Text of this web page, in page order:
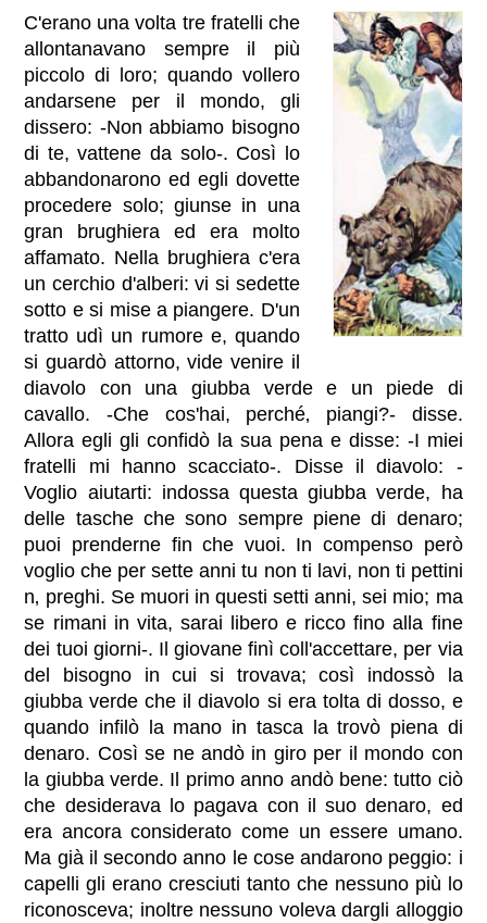
C'erano una volta tre fratelli che
allontanavano sempre il più
piccolo di loro; quando vollero
andarsene per il mondo, gli
dissero: -Non abbiamo bisogno
di te, vattene da solo-. Così lo
abbandonarono ed egli dovette
procedere solo; giunse in una
gran brughiera ed era molto
affamato. Nella brughiera c'era
un cerchio d'alberi: vi si sedette
sotto e si mise a piangere. D'un
tratto udì un rumore e, quando
si guardò attorno, vide venire il
diavolo con una giubba verde e un piede di
cavallo. -Che cos'hai, perché‚ piangi?- disse.
Allora egli gli confidò la sua pena e disse: -I miei
fratelli mi hanno scacciato-. Disse il diavolo: -
Voglio aiutarti: indossa questa giubba verde, ha
delle tasche che sono sempre piene di denaro;
puoi prenderne fin che vuoi. In compenso però
voglio che per sette anni tu non ti lavi, non ti pettini
n‚ preghi. Se muori in questi setti anni, sei mio; ma
se rimani in vita, sarai libero e ricco fino alla fine
dei tuoi giorni-. Il giovane finì coll'accettare, per via
del bisogno in cui si trovava; così indossò la
giubba verde che il diavolo si era tolta di dosso, e
quando infilò la mano in tasca la trovò piena di
denaro. Così se ne andò in giro per il mondo con
la giubba verde. Il primo anno andò bene: tutto ciò
che desiderava lo pagava con il suo denaro, ed
era ancora considerato come un essere umano.
Ma già il secondo anno le cose andarono peggio: i
capelli gli erano cresciuti tanto che nessuno più lo
riconosceva; inoltre nessuno voleva dargli alloggio